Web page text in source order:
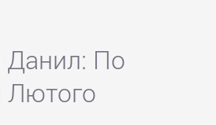
Данил: По
Лютого